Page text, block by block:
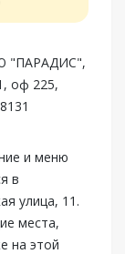
"ПАРАДИС",
оф 225,
и меню
в
улица, 11.
места,
на этой